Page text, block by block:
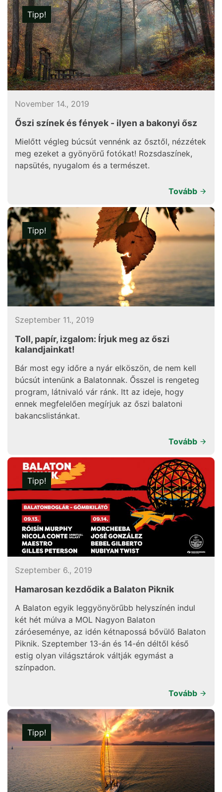
Tipp!
November 14., 2019
Őszi színek és fények - ilyen a bakonyi ősz
Mielőtt végleg búcsút vennénk az ősztől, nézzétek
meg ezeket a gyönyörű fotókat! Rozsdaszínek,
napsütés, nyugalom és a természet.
Tovább
Tipp!
Szeptember 11., 2019
Toll, papír, izgalom: Írjuk meg az őszi
kalandjainkat!
Bár most egy időre a nyár elköszön, de nem kell
búcsút intenünk a Balatonnak. Ősszel is rengeteg
program, látnivaló vár ránk. Itt az ideje, hogy
ennek megfelelően megírjuk az őszi balatoni
bakancslistánkat.
Tovább
Tipp!
Szeptember 6., 2019
Hamarosan kezdődik a Balaton Piknik
A Balaton egyik leggyönyörűbb helyszínén indul
két hét múlva a MOL Nagyon Balaton
záróeseménye, az idén kétnapossá bővülő Balaton
Piknik. Szeptember 13-án és 14-én déltől késő
estig olyan világsztárok váltják egymást a
színpadon.
Tovább
Tipp!